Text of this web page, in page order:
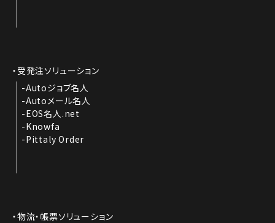
受発注ソリューション
Autoジョブ名人
Autoメール名人
EOS名人.net
Knowfa
Pittaly Order
物流・帳票ソリューション